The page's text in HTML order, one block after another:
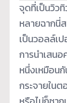
จุดที่เป็นวิว
หลายฉากนี่
เป็นวอลล์เ
การนำเสน
หนึ่งเหมือน
กระจายใน